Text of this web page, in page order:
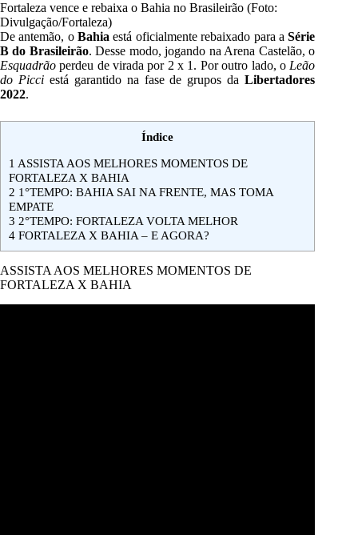
Fortaleza vence e rebaixa o Bahia no Brasileirão (Foto:
Divulgação/Fortaleza)
De antemão, oBahia está oficialmente rebaixado para aSérie
B do Brasileirão. Desse modo, jogando na Arena Castelão, o
Esquadrão perdeu de virada por 2 x 1. Por outro lado, o Leão
do Picciestá garantido na fase de grupos daLibertadores
2022.
Índice
1 ASSISTA AOS MELHORES MOMENTOS DE
FORTALEZA X BAHIA
2 1°TEMPO: BAHIA SAI NA FRENTE, MAS TOMA
EMPATE
3 2°TEMPO: FORTALEZA VOLTA MELHOR
4 FORTALEZA X BAHIA – E AGORA?
ASSISTA AOS MELHORES MOMENTOS DE
FORTALEZA X BAHIA